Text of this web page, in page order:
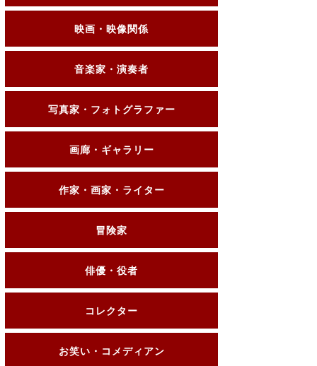
映画・映像関係
音楽家・演奏者
写真家・フォトグラファー
画廊・ギャラリー
作家・画家・ライター
冒険家
俳優・役者
コレクター
お笑い・コメディアン